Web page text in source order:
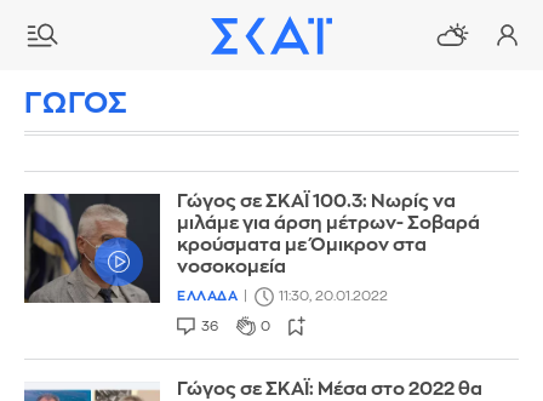
ΓΩΓΟΣ
Γώγος σε ΣΚΑΪ 100.3: Νωρίς να
μιλάμε για άρση μέτρων- Σοβαρά
κρούσματα με Όμικρον στα
νοσοκομεία
ΕΛΛΑΔΑ 11:30, 20.01.2022
36 0
Γώγος σε ΣΚΑΪ: Μέσα στο 2022 θα